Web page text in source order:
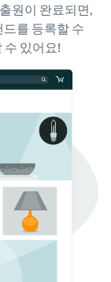
원이 완료되면,
드를 등록할 수
수 있어요!